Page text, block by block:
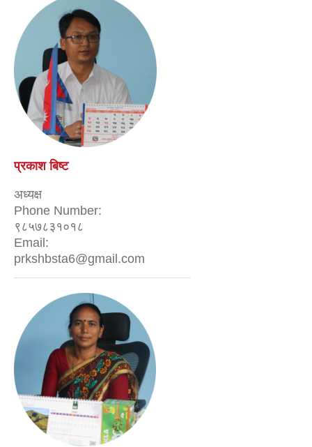
प्रकाश बिष्ट
अध्यक्ष
Phone Number:
९८५७८३१०१८
Email:
prkshbsta6@gmail.com